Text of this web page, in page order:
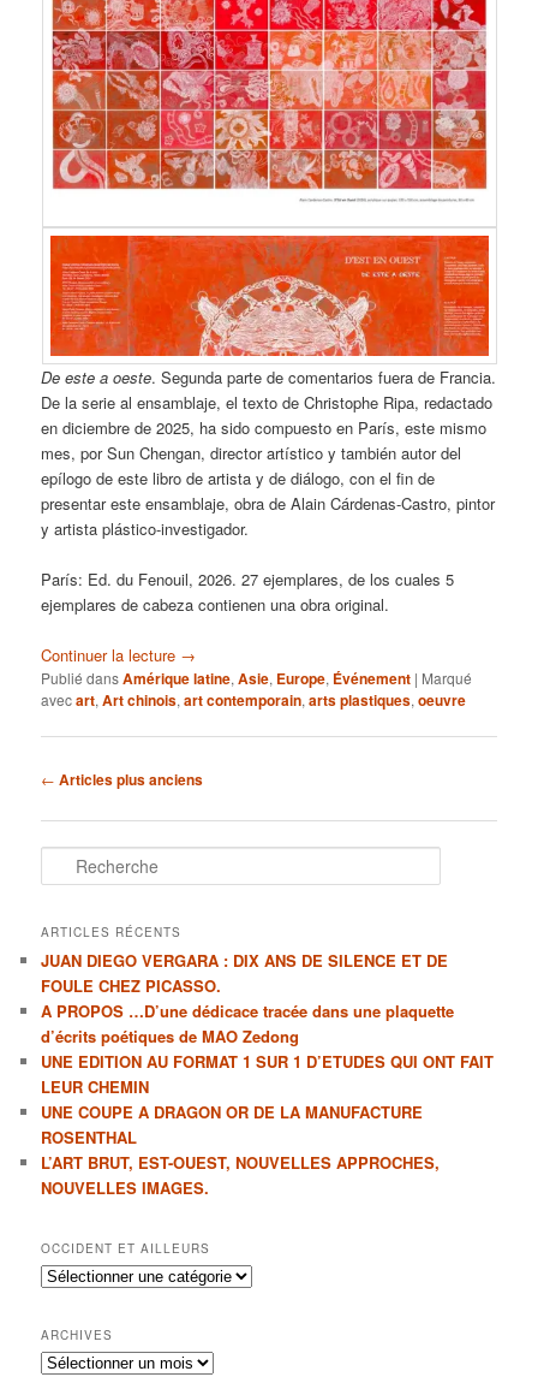
De este a oeste. Segunda parte de comentarios fuera de Francia.
De la serie al ensamblaje, el texto de Christophe Ripa, redactado
en diciembre de 2025, ha sido compuesto en París, este mismo
mes, por Sun Chengan, director artístico y también autor del
epílogo de este libro de artista y de diálogo, con el fin de
presentar este ensamblaje, obra de Alain Cárdenas-Castro, pintor
y artista plástico-investigador.
París: Ed. du Fenouil, 2026. 27 ejemplares, de los cuales 5
ejemplares de cabeza contienen una obra original.
Continuer la lecture →
Publié dansAmérique latine,Asie, Europe, Événement | Marqué
avecart,Art chinois,art contemporain,arts plastiques,oeuvre
Navigation
articles
← Articles plus anciens
e
h
r
c
h
e
ARTICLES RÉCENTS
JUAN DIEGO VERGARA : DIX ANS DE SILENCE ET DE
FOULE CHEZ PICASSO.
A PROPOS …D’une dédicace tracée dans une plaquette
d’écrits poétiques de MAO Zedong
UNE EDITION AU FORMAT 1 SUR 1 D’ETUDES QUI ONT FAIT
LEUR CHEMIN
UNE COUPE A DRAGON OR DE LA MANUFACTURE
ROSENTHAL
L’ART BRUT, EST-OUEST, NOUVELLES APPROCHES,
NOUVELLES IMAGES.
OCCIDENT ET AILLEURS
Occident
ARCHIVES
Archives